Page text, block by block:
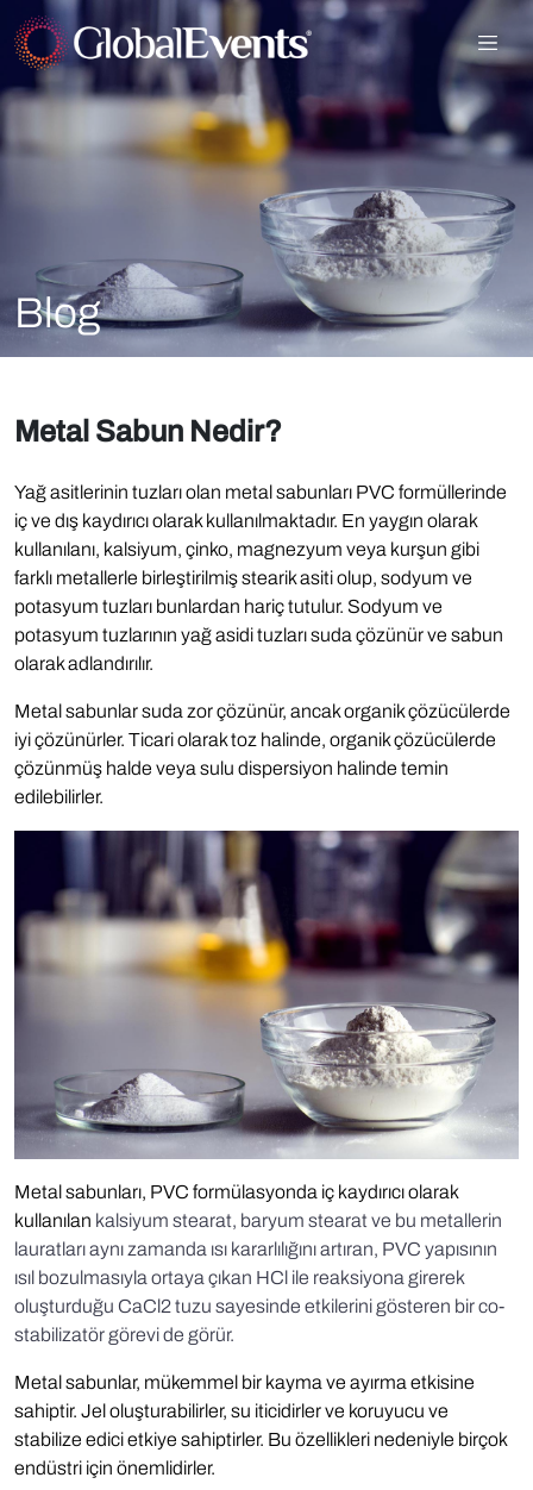
Blog
Metal Sabun Nedir?
Yağ asitlerinin tuzları olan metal sabunları PVC formüllerinde
iç ve dış kaydırıcı olarak kullanılmaktadır. En yaygın olarak
kullanılanı, kalsiyum, çinko, magnezyum veya kurşun gibi
farklı metallerle birleştirilmiş stearik asiti olup, sodyum ve
potasyum tuzları bunlardan hariç tutulur. Sodyum ve
potasyum tuzlarının yağ asidi tuzları suda çözünür ve sabun
olarak adlandırılır.
Metal sabunlar suda zor çözünür, ancak organik çözücülerde
iyi çözünürler. Ticari olarak toz halinde, organik çözücülerde
çözünmüş halde veya sulu dispersiyon halinde temin
edilebilirler.
Metal sabunları, PVC formülasyonda iç kaydırıcı olarak
kullanılan kalsiyum stearat, baryum stearat ve bu metallerin
lauratları aynı zamanda ısı kararlılığını artıran, PVC yapısının
ısıl bozulmasıyla ortaya çıkan HCl ile reaksiyona girerek
oluşturduğu CaCl2 tuzu sayesinde etkilerini gösteren bir co-
stabilizatör görevi de görür.
Metal sabunlar, mükemmel bir kayma ve ayırma etkisine
sahiptir. Jel oluşturabilirler, su iticidirler ve koruyucu ve
stabilize edici etkiye sahiptirler. Bu özellikleri nedeniyle birçok
endüstri için önemlidirler.